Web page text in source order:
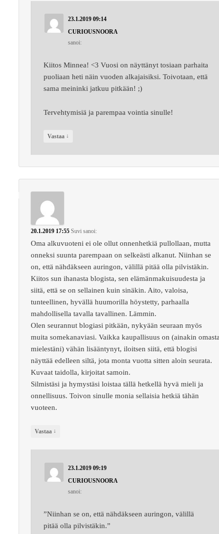
23.1.2019 09:14
CURIOUSNOORA
sanoi:
Kiitos Minnea! <3 Vuosi on näyttänyt tosiaan parhaita
puoliaan heti näin vuoden alkajaisiksi. Toivotaan, että
sama meininki jatkuu pitkään! ;)
Tervehtymisiä ja parempaa vointia sinulle!
Vastaa ↓
20.1.2019 17:55 Suvi sanoi:
Oma alkuvuoteni ei ole ollut onnenhetkiä pullollaan, mutta
onneksi suunta parempaan on selkeästi alkanut. Niinhan se
on, että nähdäkseen auringon, välillä pitää olla pilvistäkin.
Kiitos sun ihanasta blogista, sen elämänmakuisuudesta ja
siitä, että se on sellainen kuin sinäkin. Aito, valoisa,
tunteellinen, hyvällä huumorilla höystetty, parhaalla
mahdollisella tavalla tavallinen. Lämmin.
Olen seurannut blogiasi pitkään, nykyään seuraan myös
muita somekanaviasi. Vaikka kaupallisuus on (ainakin
mielestäni) vähän lisääntynyt, iloitsen siitä, että blogisi
näyttää edelleen siltä, jota monta vuotta sitten aloin seurata.
Kuvaat taidolla, kirjoitat samoin.
Silmistäsi ja hymystäsi loistaa tällä hetkellä hyvä mieli ja
onnellisuus. Toivon sinulle monia sellaisia hetkiä tähän
vuoteen.
Vastaa ↓
23.1.2019 09:19
CURIOUSNOORA
sanoi:
”Niinhan se on, että nähdäkseen auringon, välillä
pitää olla pilvistäkin.”